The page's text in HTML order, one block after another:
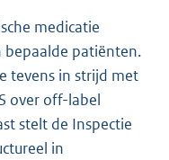
medicatie
bepaalde patiënten.
tevens in strijd met
over off-label
stelt de Inspectie
in